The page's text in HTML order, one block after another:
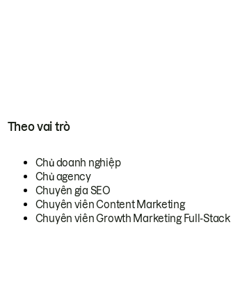
Theo vai trò
Chủ doanh nghiệp
Chủ agency
Chuyên gia SEO
Chuyên viên Content Marketing
Chuyên viên Growth Marketing Full-Stack